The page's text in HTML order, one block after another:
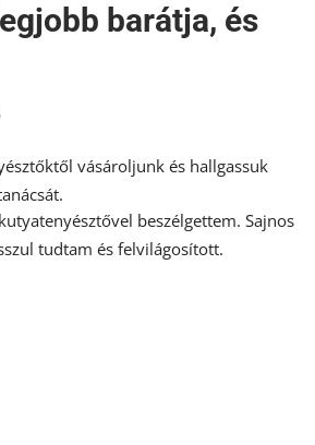
barátja, és
vásároljunk és hallgassuk
beszélgettem. Sajnos
tudtam és felvilágosított.